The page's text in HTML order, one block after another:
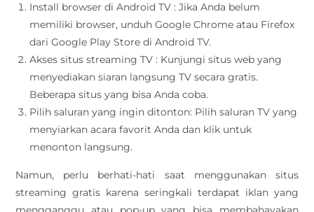
Install browser di Android TV : Jika Anda belum
memiliki browser, unduh Google Chrome atau Firefox
dari Google Play Store di Android TV.
Akses situs streaming TV : Kunjungi situs web yang
menyediakan siaran langsung TV secara gratis.
Beberapa situs yang bisa Anda coba.
Pilih saluran yang ingin ditonton: Pilih saluran TV yang
menyiarkan acara favorit Anda dan klik untuk
menonton langsung.
Namun, perlu berhati-hati saat menggunakan situs
streaming gratis karena seringkali terdapat iklan yang